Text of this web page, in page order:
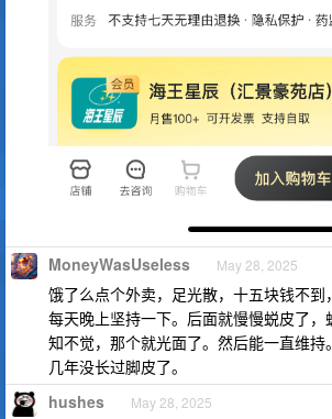
MoneyWasUseless May 28, 2025
饿了么点个外卖，足光散，十五块钱不到
每天晚上坚持一下。后面就慢慢蜕皮了
知不觉，那个就光面了。然后能一直维
几年没长过脚皮了。
hushes May 28, 2025